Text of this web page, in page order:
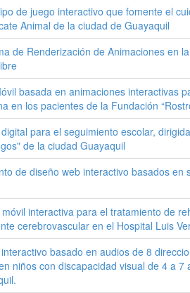
de juego interactivo que fomente el
Animal de la ciudad de Guayaquil
de Renderización de Animaciones en
basada en animaciones interactivas
en los pacientes de la Fundación
para el seguimiento escolar,
de la ciudad Guayaquil
de diseño web interactivo basados en
interactiva para el tratamiento de
cerebrovascular en el Hospital Luis
basado en audios de 8
niños con discapacidad visual de 4 a